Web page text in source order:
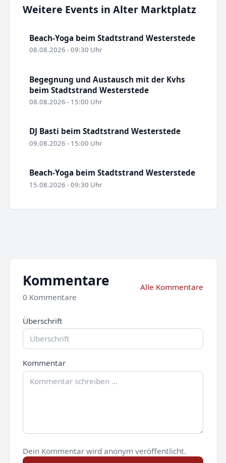
Weitere Events in Alter Marktplatz
Beach-Yoga beim Stadtstrand Westerstede
08.08.2026 - 09:30 Uhr
Begegnung und Austausch mit der Kvhs
beim Stadtstrand Westerstede
08.08.2026 - 15:00 Uhr
DJ Basti beim Stadtstrand Westerstede
09.08.2026 - 15:00 Uhr
Beach-Yoga beim Stadtstrand Westerstede
15.08.2026 - 09:30 Uhr
Kommentare
0 Kommentare
Alle Kommentare
Überschrift
Kommentar
Dein Kommentar wird anonym veröffentlicht.